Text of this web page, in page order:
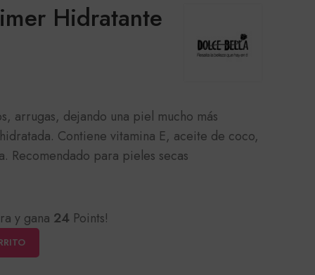
Hidratante
arrugas, dejando una piel mucho más
Contiene vitamina E, aceite de coco,
Recomendado para pieles secas
y gana 24 Points!